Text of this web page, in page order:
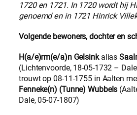
1720 en 1721. In 1720 wordt hij
genoemd en in 1721 Hinrick
Volgende bewoners, dochter en
H(a/e)rm(e/a)n Gelsinkalias
(Lichtenvoorde, 18-05-1732 –
trouwt op 08-11-1755 in Aalten
Fenneke(n) (Tunne) Wubbels
Dale, 05-07-1807)